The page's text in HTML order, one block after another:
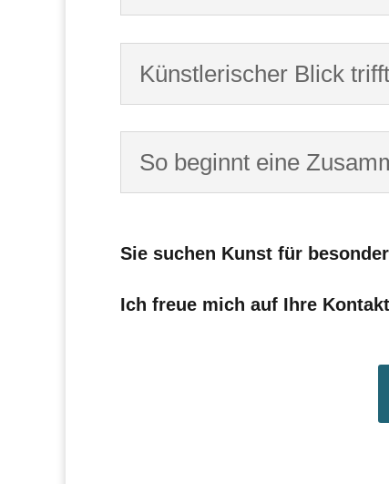
Künstlerischer Blick
So beginnt eine
Sie suchen Kunst für
Ich freue mich auf Ihre